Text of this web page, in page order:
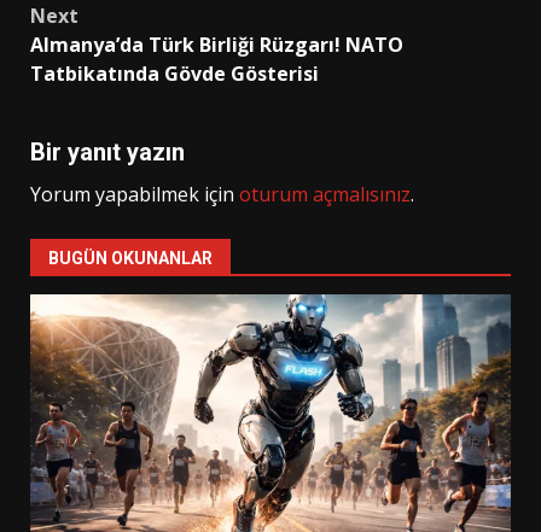
Next
Almanya’da Türk Birliği Rüzgarı! NATO
Tatbikatında Gövde Gösterisi
Bir yanıt yazın
Yorum yapabilmek için oturum açmalısınız.
BUGÜN OKUNANLAR